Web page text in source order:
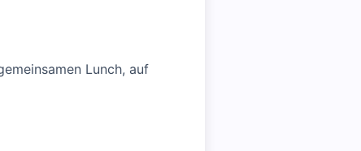
Lunch, auf